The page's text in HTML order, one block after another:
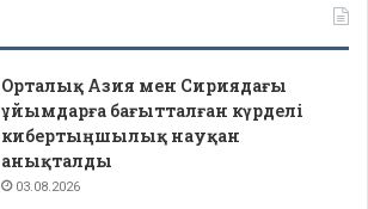
Орталық Азия мен Сириядағы
ұйымдарға бағытталған күрделі
кибертыңшылық науқан
анықталды
03.08.2026